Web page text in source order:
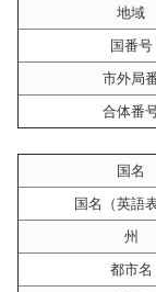
地域
国番号
市外局
合体番
国名
国名（英語
州
都市名